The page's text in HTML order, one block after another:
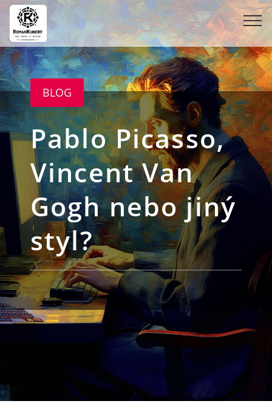
BLOG
Pablo Picasso,
Vincent Van
Gogh nebo jiný
styl?